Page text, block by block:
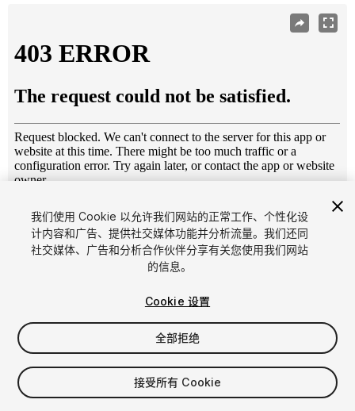
1/9
$8
增值税将在结算时计算
我们使用 Cookie 以允许我们网站的正常工作、个性化设
计内容和广告、提供社交媒体功能并分析流量。我们还同
社交媒体、广告和分析合作伙伴分享有关您使用我们网站
的信息。
Cookie 设置
全部拒绝
接受所有 Cookie